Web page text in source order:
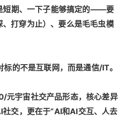
短期、一下子能够搞定的——要
打穿为止）、要么是毛毛虫模
的不是互联网，而是通信/IT。
元宇宙社交产品形态，核心差异
交，更在于“AI和AI交互、人去